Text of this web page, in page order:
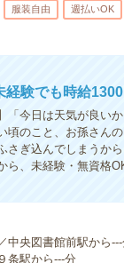
服装自由 週払いOK
験でも時給1300
「今日は天気が良い
頃のこと、お孫さん
さぎ込んでしまうか
ら、未経験・無資格
中央図書館前駅から
条駅から---分